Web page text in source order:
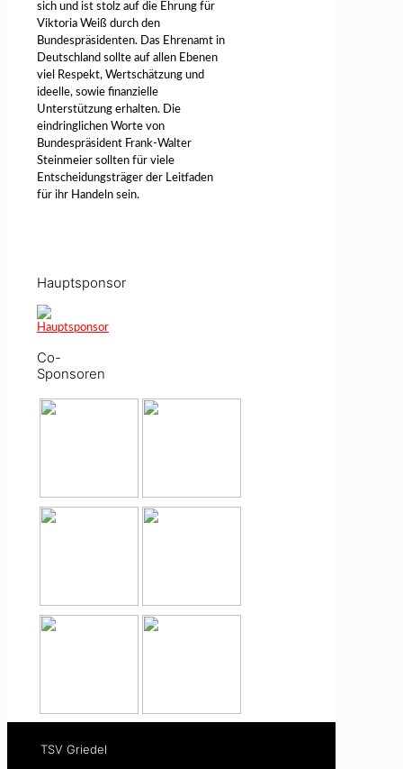
sich und ist stolz auf die Ehrung für
Viktoria Weiß durch den
Bundespräsidenten. Das Ehrenamt in
Deutschland sollte auf allen Ebenen
viel Respekt, Wertschätzung und
ideelle, sowie finanzielle
Unterstützung erhalten. Die
eindringlichen Worte von
Bundespräsident Frank-Walter
Steinmeier sollten für viele
Entscheidungsträger der Leitfaden
für ihr Handeln sein.
Hauptsponsor
Co-
Sponsoren
TSV Griedel